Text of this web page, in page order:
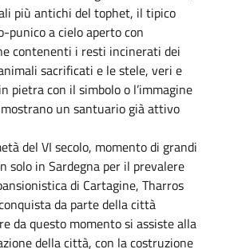
più antichi del tophet, il tipico
punico a cielo aperto con
contenenti i resti incinerati dei
sacrificati e le stele, veri e
pietra con il simbolo o l’immagine
un santuario già attivo
del VI secolo, momento di grandi
solo in Sardegna per il prevalere
di Cartagine, Tharros
da parte della città
da questo momento si assiste alla
della città, con la costruzione